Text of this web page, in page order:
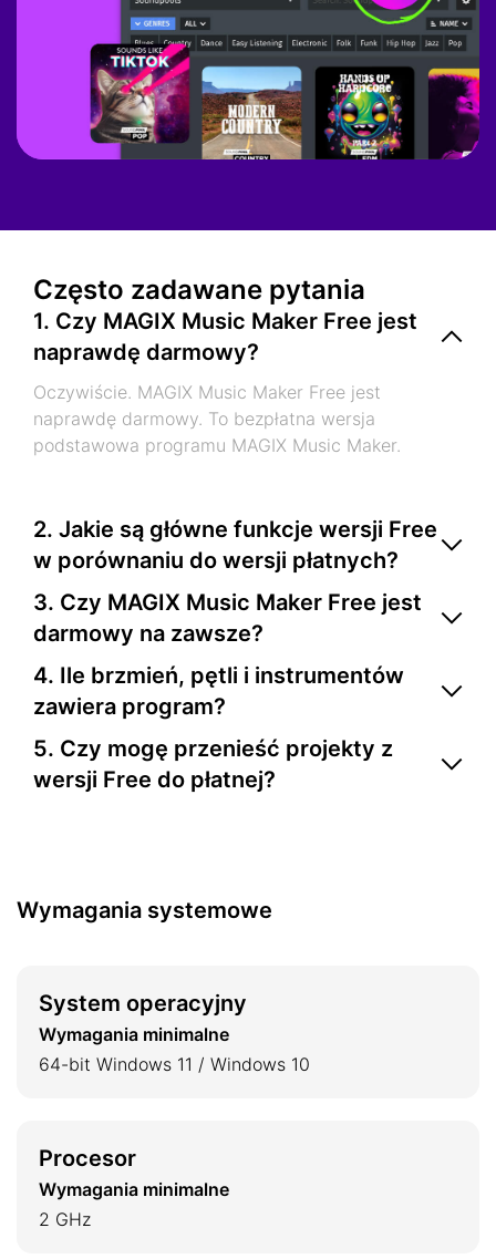
Często zadawane pytania
1. Czy MAGIX Music Maker Free jest
naprawdę darmowy?
Oczywiście. MAGIX Music Maker Free jest
naprawdę darmowy. To bezpłatna wersja
podstawowa programu MAGIX Music Maker.
2. Jakie są główne funkcje wersji Free
w porównaniu do wersji płatnych?
MAGIX Music Maker Free daje Ci idealne podstawy
na start. Ma ograniczony zestaw funkcji, który
obejmuje stałą liczbę ścieżek, sześć Soundpooli,
trzy wirtualne instrumenty i dziewięć
profesjonalnych efektów. Dodatkowe instrumenty i
efekty są dostępne w płatnych edycjach.
3. Czy MAGIX Music Maker Free jest
darmowy na zawsze?
Tak. MAGIX Music Maker Free to pełna wersja
darmowa na zawsze – nie jest to ograniczona
czasowo wersja próbna. Możesz używać tego
programu tak długo, jak chcesz.
4. Ile brzmień, pętli i instrumentów
zawiera program?
Darmowa wersja MAGIX Music Maker zawiera
sześć Soundpooli z pętlami, trzy wirtualne
instrumenty i dziewięć profesjonalnych efektów.
5. Czy mogę przenieść projekty z
wersji Free do płatnej?
Wymagania systemowe
System operacyjny
Wymagania minimalne
64-bit Windows 11 / Windows 10
Procesor
Wymagania minimalne
2 GHz